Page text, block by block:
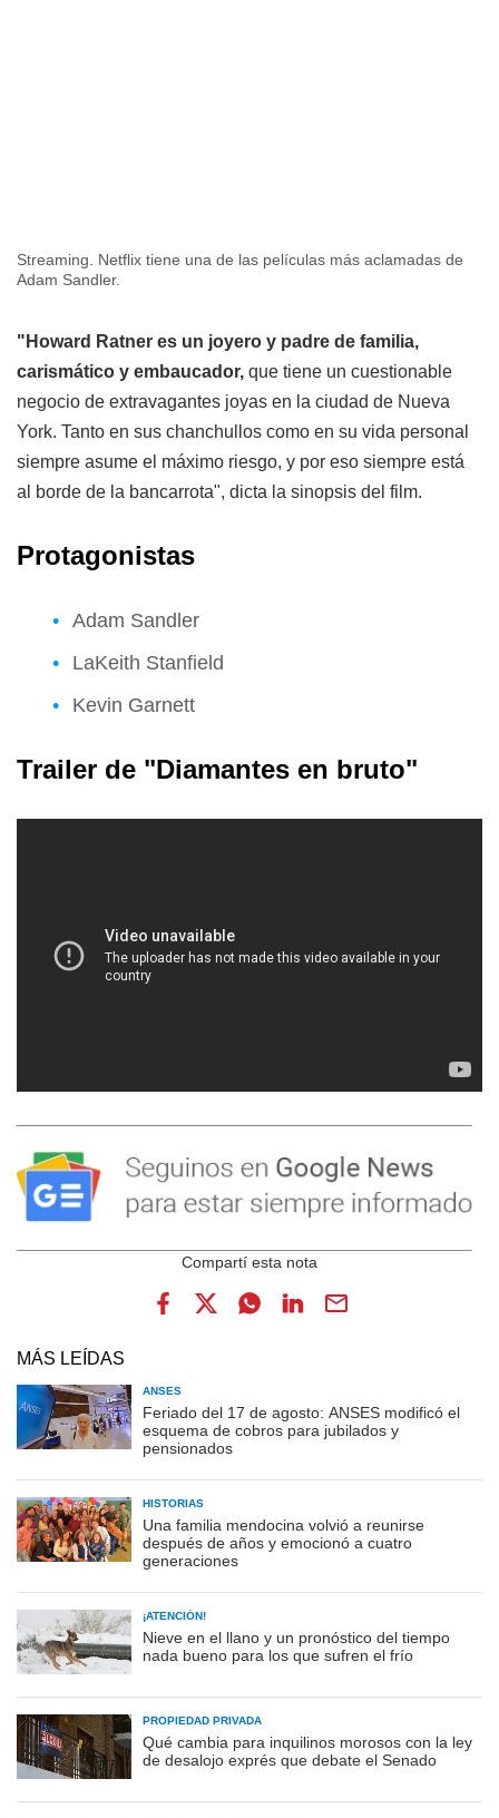
Streaming. Netflix tiene una de las películas más aclamadas de
Adam Sandler.
"Howard Ratner es un joyero y padre de familia,
carismático y embaucador, que tiene un cuestionable
negocio de extravagantes joyas en la ciudad de Nueva
York. Tanto en sus chanchullos como en su vida personal
siempre asume el máximo riesgo, y por eso siempre está
al borde de la bancarrota", dicta la sinopsis del film.
Protagonistas
Adam Sandler
LaKeith Stanfield
Kevin Garnett
Trailer de "Diamantes en bruto"
MÁS LEÍDAS
ANSES
Feriado del 17 de agosto: ANSES modificó el
esquema de cobros para jubilados y
pensionados
HISTORIAS
Una familia mendocina volvió a reunirse
después de años y emocionó a cuatro
generaciones
¡ATENCIÓN!
Nieve en el llano y un pronóstico del tiempo
nada bueno para los que sufren el frío
PROPIEDAD PRIVADA
Qué cambia para inquilinos morosos con la ley
de desalojo exprés que debate el Senado